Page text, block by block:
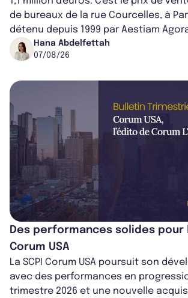
de bureaux de la rue Courcelles, à
détenu depuis 1999 par Aestiam
cédé avec une plus-value...
Hana Abdelfettah
07/08/26
Des performances solides pour
Corum USA
La SCPI Corum USA poursuit son
avec des performances en
trimestre 2026 et une nouvelle